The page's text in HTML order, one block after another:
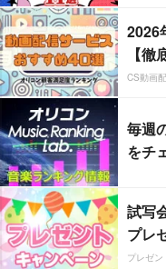
2026
【徹
CS動画
毎週
をチ
試写
プレ
プレゼン